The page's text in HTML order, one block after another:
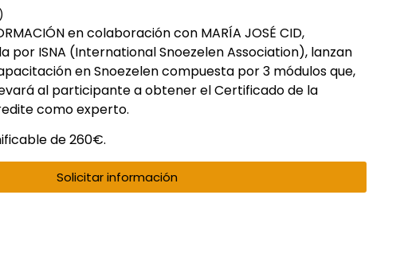
en colaboración con MARÍA JOSÉ CID,
por ISNA (International Snoezelen Association), lanzan
en Snoezelen compuesta por 3 módulos que,
al participante a obtener el Certificado de la
como experto.
de 260€.
Solicitar información